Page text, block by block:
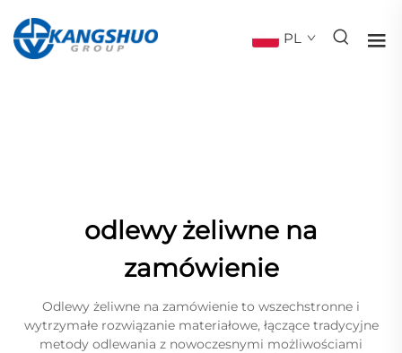
PL
odlewy żeliwne na
zamówienie
Odlewy żeliwne na zamówienie to wszechstronne i
wytrzymałe rozwiązanie materiałowe, łączące tradycyjne
metody odlewania z nowoczesnymi możliwościami